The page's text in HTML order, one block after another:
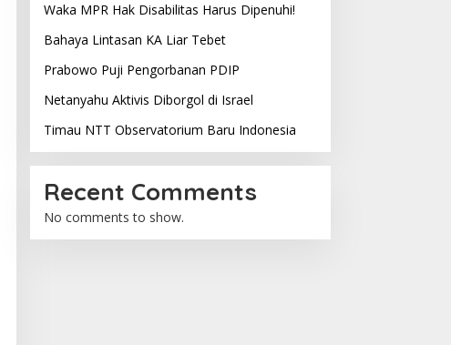
Waka MPR Hak Disabilitas Harus Dipenuhi!
Bahaya Lintasan KA Liar Tebet
Prabowo Puji Pengorbanan PDIP
Netanyahu Aktivis Diborgol di Israel
Timau NTT Observatorium Baru Indonesia
Recent Comments
No comments to show.